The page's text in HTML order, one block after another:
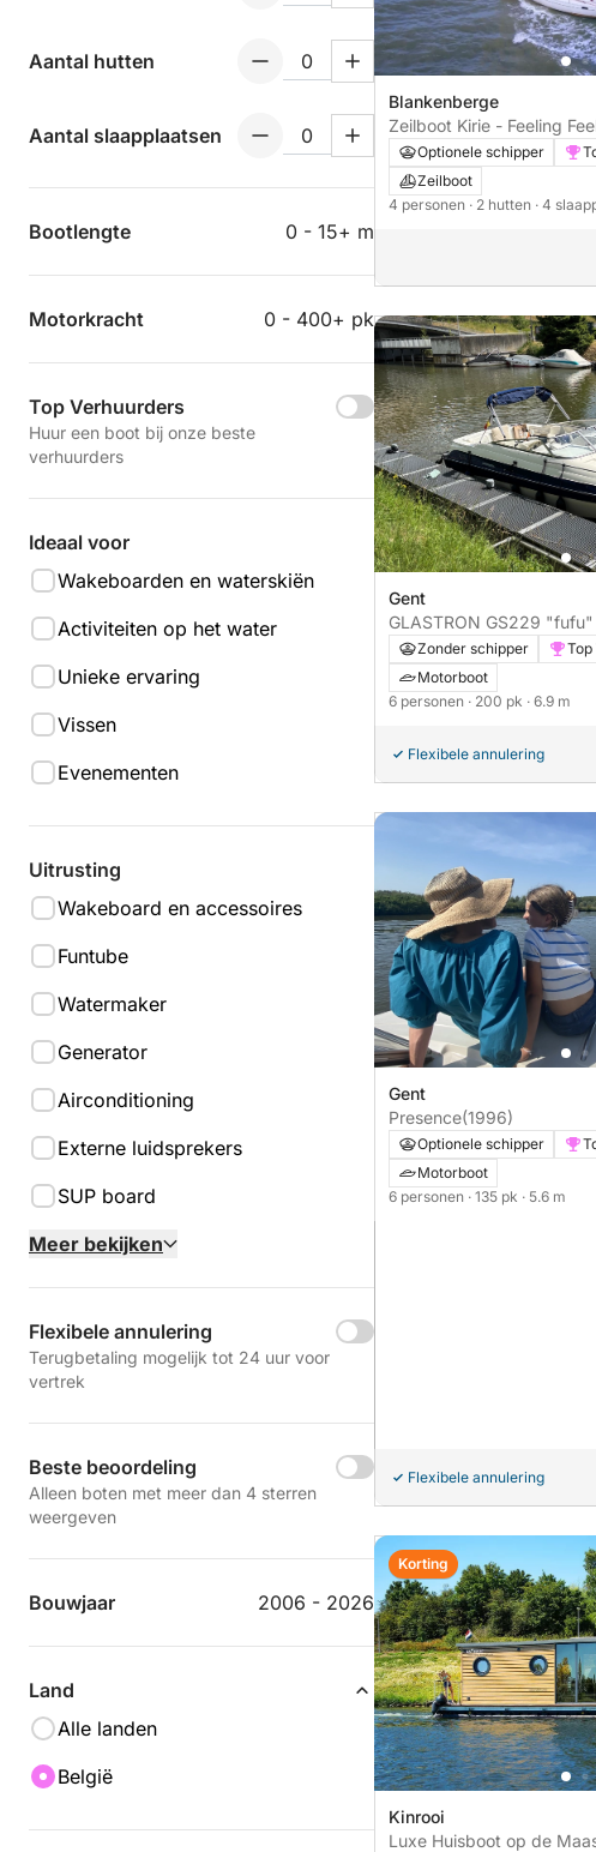
Aantal hutten
Aantal slaapplaatsen
Bootlengte 0 - 15+ m
Motorkracht 0 - 400+ pk
Top Verhuurders
Huur een boot bij onze beste
verhuurders
Ideaal voor
Wakeboarden en waterskiën
Activiteiten op het water
Unieke ervaring
Vissen
Evenementen
Uitrusting
Wakeboard en accessoires
Funtube
Watermaker
Generator
Airconditioning
Externe luidsprekers
SUP board
Meer bekijken
Flexibele annulering
Terugbetaling mogelijk tot 24 uur voor
vertrek
Beste beoordeling
Alleen boten met meer dan 4 sterren
weergeven
Bouwjaar 2006 - 2026
Land
Alle landen
België
Blankenberge
Zeilboot Kirie - Feeling
PTE 10m
Optionele schipper
Zeilboot
4 personen · 2 hutten · 4
Gent
GLASTRON GS229
Zonder schipper
Motorboot
6 personen · 200 pk · 6.9 m
Flexibele annulering
Gent
Presence(1996)
Optionele schipper
Motorboot
6 personen · 135 pk · 5.6 m
Flexibele annulering
Kinrooi
Luxe Huisboot op de
Korting